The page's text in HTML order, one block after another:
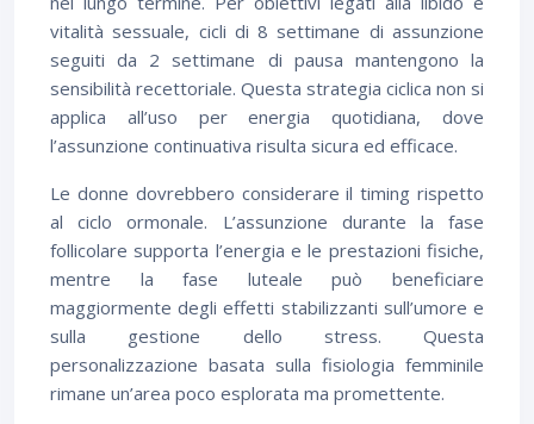
vitalità sessuale, cicli di 8 settimane di assunzione
seguiti da 2 settimane di pausa mantengono la
sensibilità recettoriale. Questa strategia ciclica non si
applica all’uso per energia quotidiana, dove
l’assunzione continuativa risulta sicura ed efficace.
Le donne dovrebbero considerare il timing rispetto
al ciclo ormonale. L’assunzione durante la fase
follicolare supporta l’energia e le prestazioni fisiche,
mentre la fase luteale può beneficiare
maggiormente degli effetti stabilizzanti sull’umore e
sulla gestione dello stress. Questa
personalizzazione basata sulla fisiologia femminile
rimane un’area poco esplorata ma promettente.